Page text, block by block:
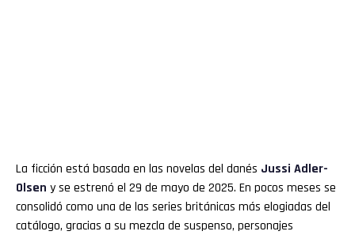
La ficción está basada en las novelas del danés Jussi Adler-
Olsen y se estrenó el 29 de mayo de 2025. En pocos meses se
consolidó como una de las series británicas más elogiadas del
catálogo, gracias a su mezcla de suspenso, personajes